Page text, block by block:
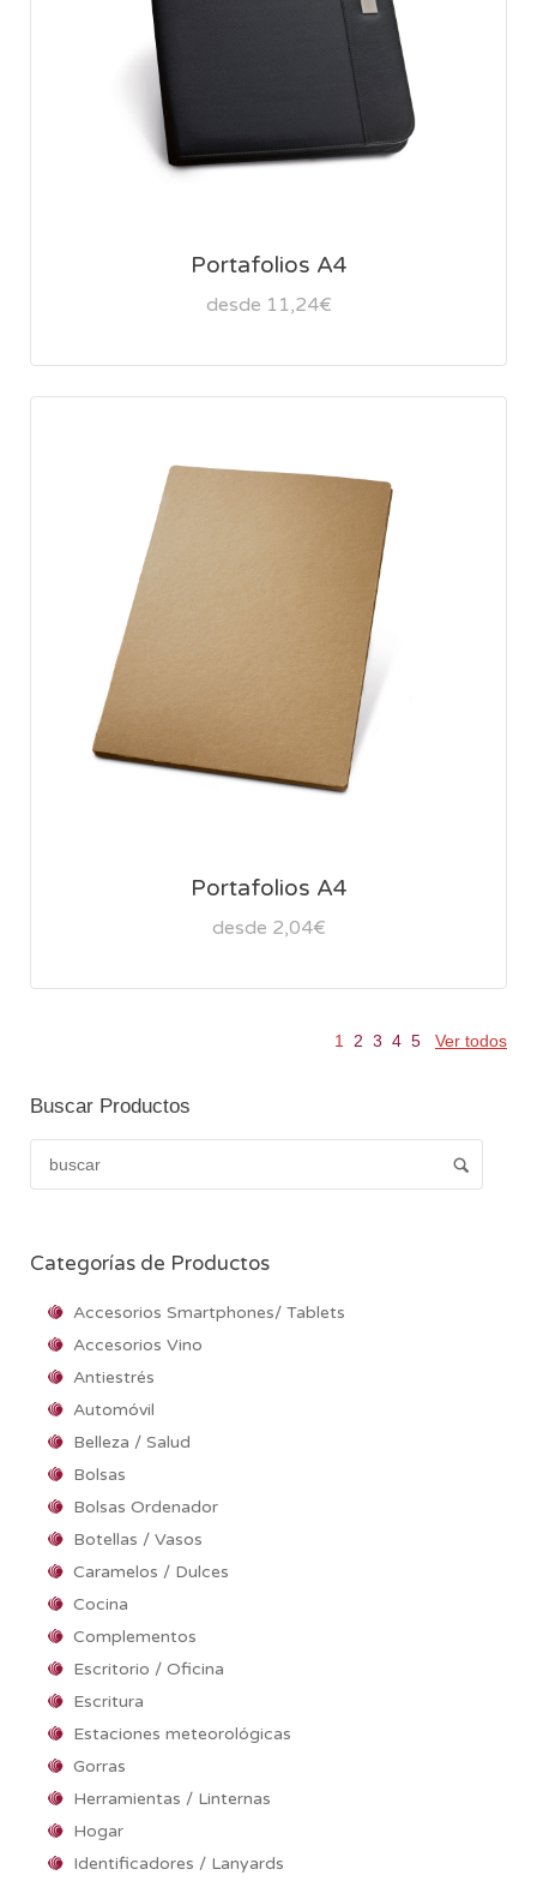
Portafolios A4
desde 11,24€
Portafolios A4
desde 2,04€
1 2 3 4 5 Ver todos
Buscar Productos
Categorías de Productos
Accesorios Smartphones/ Tablets
Accesorios Vino
Antiestrés
Automóvil
Belleza / Salud
Bolsas
Bolsas Ordenador
Botellas / Vasos
Caramelos / Dulces
Cocina
Complementos
Escritorio / Oficina
Escritura
Estaciones meteorológicas
Gorras
Herramientas / Linternas
Hogar
Identificadores / Lanyards